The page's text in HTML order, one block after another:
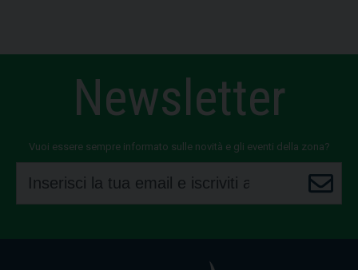
Newsletter
Vuoi essere sempre informato sulle novità e gli eventi della zona?